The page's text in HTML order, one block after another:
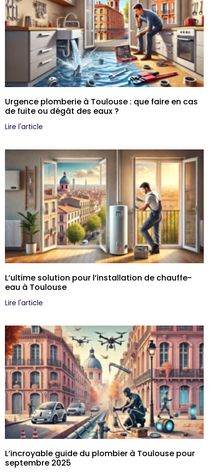
Urgence plomberie à Toulouse : que faire en cas
de fuite ou dégât des eaux ?
Lire l'article
L’ultime solution pour l’installation de chauffe-
eau à Toulouse
Lire l'article
L’incroyable guide du plombier à Toulouse pour
septembre 2025